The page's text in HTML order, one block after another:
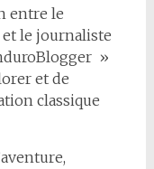
entre le
le journaliste
»
et de
classique